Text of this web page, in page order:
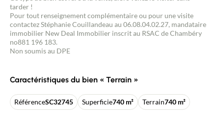
tarder !
Pour tout renseignement complémentaire ou pour une visite
contactez Stéphanie Couillandeau au 06.08.04.02.27, mandataire
immobilier New Deal Immobilier inscrit au RSAC de Chambéry
no881 196 183.
Non soumis au DPE
Caractéristiques du bien « Terrain »
RéférenceSC32745 Superficie740 m² Terrain740 m²